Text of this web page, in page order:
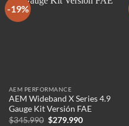
-19%
AEM PERFORMANCE
AEM Wideband X Series 4.9
Gauge Kit Versión FAE
$345.990 El
$279.990El